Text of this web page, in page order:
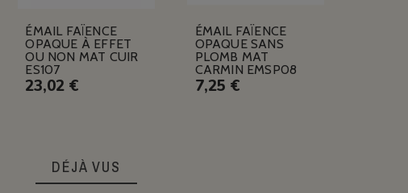
ÉMAIL FAÏENCE
OPAQUE À EFFET
OU NON MAT CUIR
ES107
23,02 €
ÉMAIL FAÏENCE
OPAQUE SANS
PLOMB MAT
CARMIN EMSP08
7,25 €
DÉJÀ VUS